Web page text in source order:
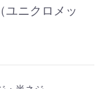
ユニクロメッ